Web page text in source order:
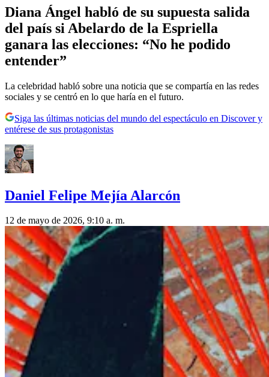
Diana Ángel habló de su supuesta salida
del país si Abelardo de la Espriella
ganara las elecciones: “No he podido
entender”
La celebridad habló sobre una noticia que se compartía en las redes
sociales y se centró en lo que haría en el futuro.
Siga las últimas noticias del mundo del espectáculo en Discover y
entérese de sus protagonistas
Daniel Felipe Mejía Alarcón
12 de mayo de 2026, 9:10 a. m.